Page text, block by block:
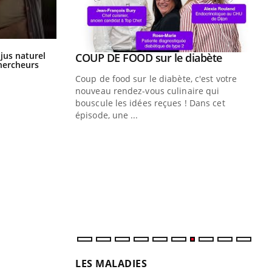
jus naturel Comment oublier les écrans en
vacances ?
» pour Youtube
COUP DE FOOD sur le diabèteYoutube
Coup de food sur le diabète, c'est votre
nouveau rendez-vous culinaire qui
bouscule les idées reçues ! Dans cet
épisode, une ...
LES MALADIES